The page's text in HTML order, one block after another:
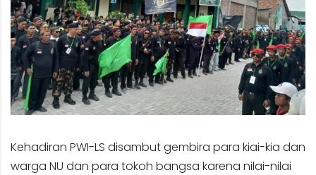
Kehadiran PWI-LS disambut gembira para kiai-kia dan
warga NU dan para tokoh bangsa karena nilai-nilai